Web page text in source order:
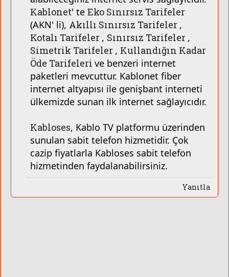
Kablonet' te Eko Sınırsız Tarifeler
(AKN' li), Akıllı Sınırsız Tarifeler ,
Kotalı Tarifeler , Sınırsız Tarifeler ,
Simetrik Tarifeler , Kullandığın Kadar
Öde Tarifeleri ve benzeri internet
paketleri mevcuttur. Kablonet fiber
internet altyapısı ile genişbant interneti
ülkemizde sunan ilk internet sağlayıcıdır.
Kabloses, Kablo TV platformu üzerinden
sunulan sabit telefon hizmetidir. Çok
cazip fiyatlarla Kabloses sabit telefon
hizmetinden faydalanabilirsiniz.
Yanıtla